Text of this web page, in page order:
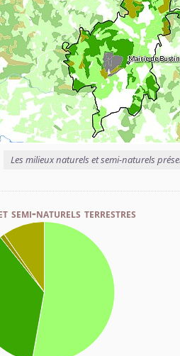
Les milieux naturels et semi-naturels
semi-naturels terrestres